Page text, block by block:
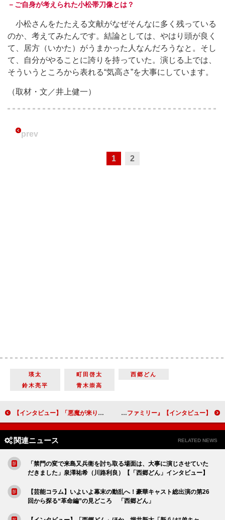
－ご自身が考えられた小松帯刀像とは？
小松さんをたたえる文献がなぜそんなに多く残っている
のか、考えてみたんです。結論としては、やはり頭が良く
て、居方（いかた）がうまかった人なんだろうなと。そし
て、自分がやることに誇りを持っていた。演じる上では、
そういうところから表れる“気高さ”を大事にしています。
（取材・文／井上健一）
prev
1 2
瑛太 町田啓太
西郷どん
鈴木亮平
青木崇高
【インタビュー】「悪魔が来りて笛を吹く」吉岡秀隆「全部捧げました」 宿命のような金田一耕助役に感慨無量 【インタビュー】『インクレディブル・ファミリー』三浦友和「劇場でみんなと一緒に見る方が絶対に楽しい」黒木瞳「赤ちゃんのジャック・ジャックがすごくかわいい」
関連ニュース RELATED NEWS
「禁門の変で来島又兵衛を討ち取る場面は、大事に演じさせていた
だきました」泉澤祐希（川路利良）【「西郷どん」インタビュー】
【芸能コラム】いよいよ幕末の動乱へ！豪華キャスト総出演の第26
回から探る“革命編”の見どころ 「西郷どん」